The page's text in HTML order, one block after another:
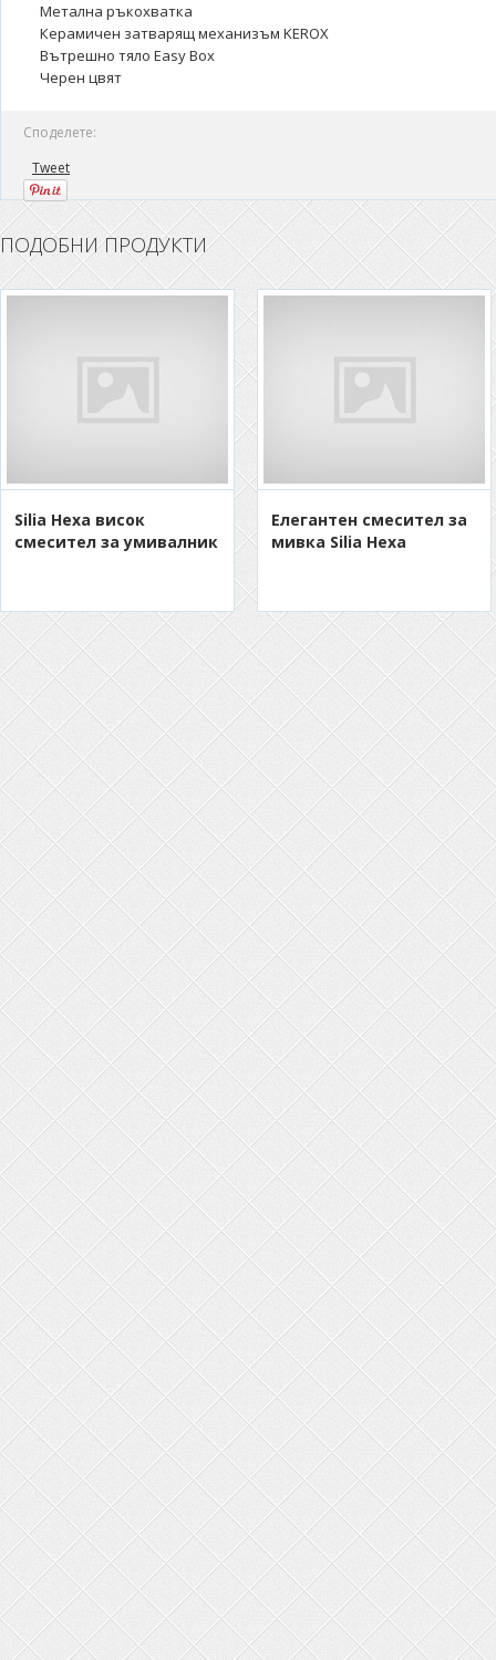
Метална ръкохватка
Керамичен затварящ механизъм KEROX
Вътрешно тяло Easy Box
Черен цвят
Споделете:
Tweet
ПОДОБНИ ПРОДУКТИ
Silia Hexa висок
смесител за умивалник
Eлегантен смесител за
мивка Silia Hexa